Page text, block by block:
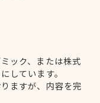
ック、または株式
しています。
ますが、内容を完